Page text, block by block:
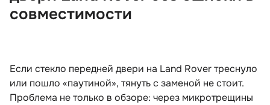
совместимости
Если стекло передней двери на Land Rover треснуло
или пошло «паутиной», тянуть с заменой не стоит.
Проблема не только в обзоре: через микротрещины